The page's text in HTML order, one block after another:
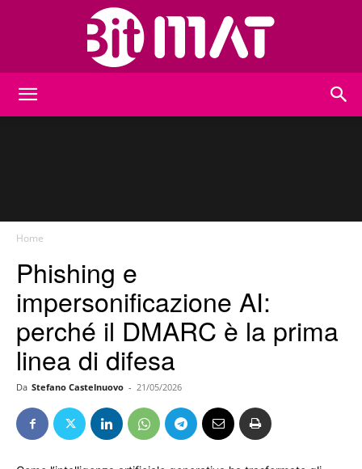
Home
Phishing e
impersonificazione AI:
perché il DMARC è la prima
linea di difesa
Da Stefano Castelnuovo - 21/05/2026